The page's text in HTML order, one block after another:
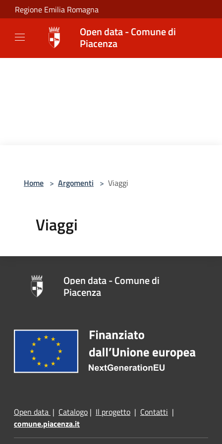
Salta al contenuto principale
Regione Emilia Romagna
Open data - Comune di
Piacenza
Home > Argomenti > Viaggi
Viaggi
Open data - Comune di
Piacenza
Open data | Catalogo | Il progetto | Contatti |
comune.piacenza.it